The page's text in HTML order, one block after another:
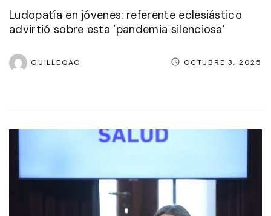
Ludopatía en jóvenes: referente eclesiástico
advirtió sobre esta ‘pandemia silenciosa’
GUILLEQAC OCTUBRE 3, 2025